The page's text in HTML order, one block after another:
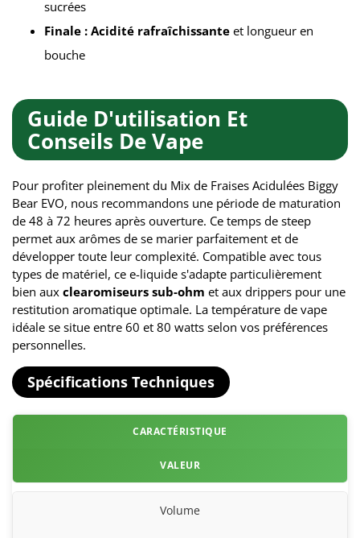
sucrées
Finale : Acidité rafraîchissante et longueur en
bouche
Guide D'utilisation Et
Conseils De Vape
Pour profiter pleinement du Mix de Fraises Acidulées Biggy
Bear EVO, nous recommandons une période de maturation
de 48 à 72 heures après ouverture. Ce temps de steep
permet aux arômes de se marier parfaitement et de
développer toute leur complexité. Compatible avec tous
types de matériel, ce e-liquide s'adapte particulièrement
bien aux clearomiseurs sub-ohm et aux drippers pour une
restitution aromatique optimale. La température de vape
idéale se situe entre 60 et 80 watts selon vos préférences
personnelles.
Spécifications Techniques
CARACTÉRISTIQUE
VALEUR
Volume